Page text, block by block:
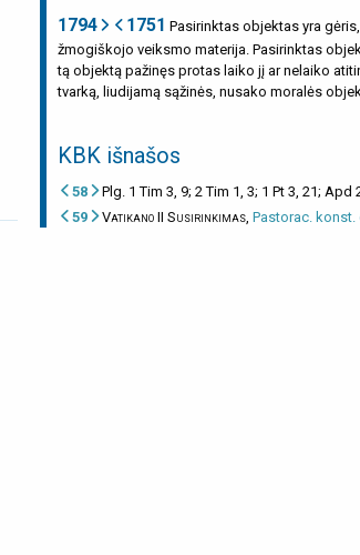
1794 1751 Pasirinktas objektas yra
žmogiškojo veiksmo materija. Pasirinktas
tą objektą pažinęs protas laiko jį ar nelaiko
tvarką, liudijamą sąžinės, nusako moralės
KBK išnašos
58
Plg. 1 Tim 3, 9; 2 Tim 1, 3; 1 Pt 3, 21; Apd
59
Vatikano II Susirinkimas, Pastorac. konst.